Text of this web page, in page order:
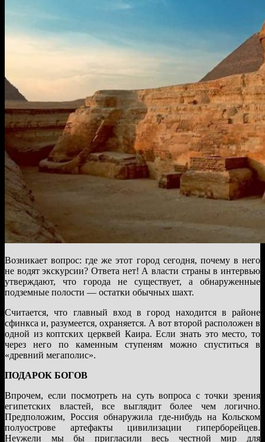
Возникает вопрос: где же этот город сегодня, почему в него
не водят экскурсии? Ответа нет! А власти страны в интервью
утверждают, что города не существует, а обнаруженные
подземные полости — остатки обычных шахт.
Считается, что главный вход в город находится в районе
сфинкса и, разумеется, охраняется. А вот второй расположен в
одной из коптских церквей Каира. Если знать это место, то
через него по каменным ступеням можно спуститься в
«древний мегаполис».
ПОДАРОК БОГОВ
Впрочем, если посмотреть на суть вопроса с точки зрения
египетских властей, все выглядит более чем логично.
Предположим, Россия обнаружила где-нибудь на Кольском
полуострове артефакты цивилизации гиперборейцев.
Неужели мы бы пригласили весь честной мир для